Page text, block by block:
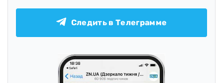
Следить в Телеграмме